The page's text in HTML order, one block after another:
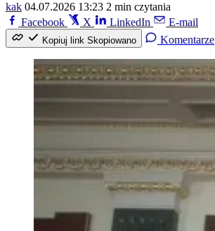
kak 04.07.2026 13:23 2 min czytania
Facebook
X LinkedIn E-mail
Kopiuj link Skopiowano Komentarze